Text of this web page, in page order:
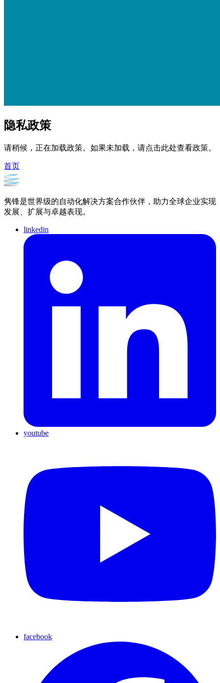
隐私政策
请稍候，正在加载政策。如果未加载，请点击此处查看政策。
首页
隽锋是世界级的自动化解决方案合作伙伴，助力全球企业实现
发展、扩展与卓越表现。
linkedin
youtube
facebook